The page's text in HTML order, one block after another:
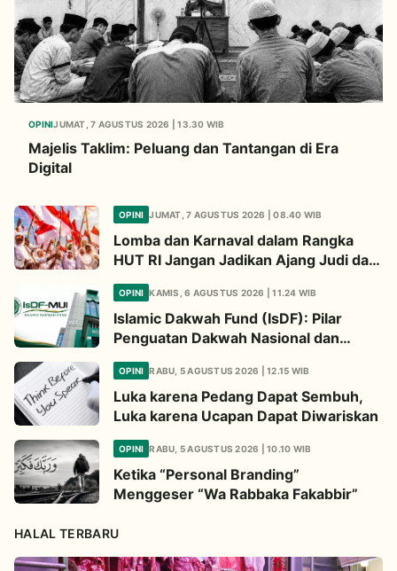
OPINIJUMAT, 7 AGUSTUS 2026 | 13.30 WIB
Majelis Taklim: Peluang dan Tantangan di Era
Digital
OPINI JUMAT, 7 AGUSTUS 2026 | 08.40 WIB
Lomba dan Karnaval dalam Rangka
HUT RI Jangan Jadikan Ajang Judi dan
Kampanye LGBT
OPINI KAMIS, 6 AGUSTUS 2026 | 11.24 WIB
Islamic Dakwah Fund (IsDF): Pilar
Penguatan Dakwah Nasional dan
Jembatan Kepedulian Umat Global
OPINI RABU, 5 AGUSTUS 2026 | 12.15 WIB
Luka karena Pedang Dapat Sembuh,
Luka karena Ucapan Dapat Diwariskan
OPINI RABU, 5 AGUSTUS 2026 | 10.10 WIB
Ketika “Personal Branding”
Menggeser “Wa Rabbaka Fakabbir”
HALAL TERBARU